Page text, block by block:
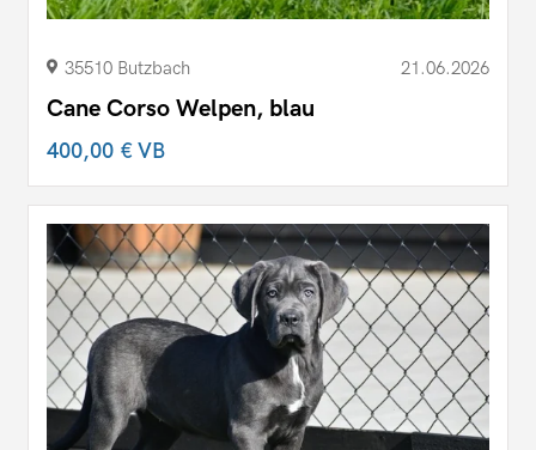
35510 Butzbach 21.06.2026
Cane Corso Welpen, blau
400,00 €VB